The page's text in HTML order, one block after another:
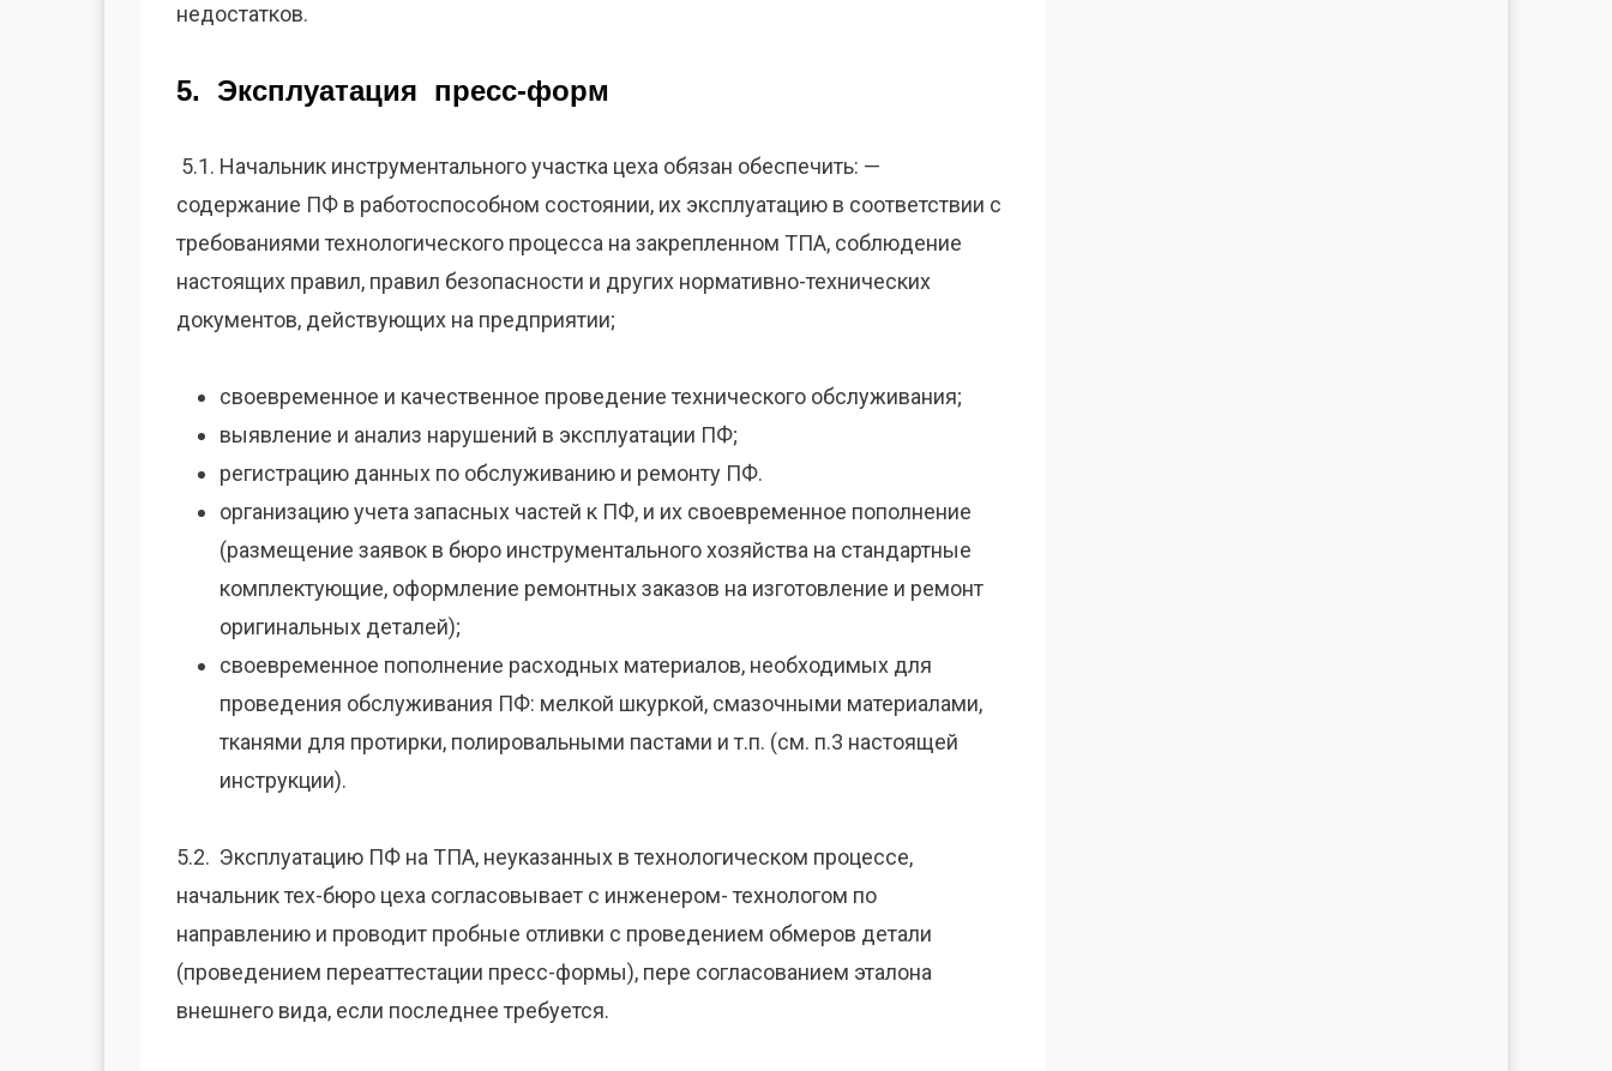
недостатков.
5. Эксплуатация пресс-форм
5.1. Начальник инструментального участка цеха обязан обеспечить: —
содержание ПФ в работоспособном состоянии, их эксплуатацию в соответствии с
требованиями технологического процесса на закрепленном ТПА, соблюдение
настоящих правил, правил безопасности и других нормативно-технических
документов, действующих на предприятии;
своевременное и качественное проведение технического обслуживания;
выявление и анализ нарушений в эксплуатации ПФ;
регистрацию данных по обслуживанию и ремонту ПФ.
организацию учета запасных частей к ПФ, и их своевременное пополнение
(размещение заявок в бюро инструментального хозяйства на стандартные
комплектующие, оформление ремонтных заказов на изготовление и ремонт
оригинальных деталей);
своевременное пополнение расходных материалов, необходимых для
проведения обслуживания ПФ: мелкой шкуркой, смазочными материалами,
тканями для протирки, полировальными пастами и т.п. (см. п.3 настоящей
инструкции).
5.2. Эксплуатацию ПФ на ТПА, неуказанных в технологическом процессе,
начальник тех-бюро цеха согласовывает с инженером- технологом по
направлению и проводит пробные отливки с проведением обмеров детали
(проведением переаттестации пресс-формы), пере согласованием эталона
внешнего вида, если последнее требуется.